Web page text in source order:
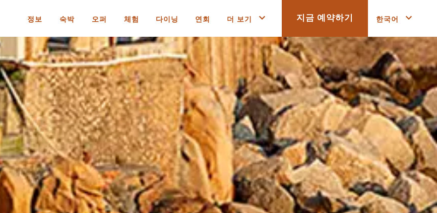
정보 숙박 오퍼 체험 다이닝 연회 더 보기 지금 예약하기 한국어